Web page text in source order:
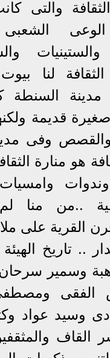
والتى
الشعبى
لنا
مدينة السنطة
قديمة
والقصص وفى
هو منارة
..من منا
القرية على
.. تاريخ
وسمير
الفقى
وسيد عواد
القاف